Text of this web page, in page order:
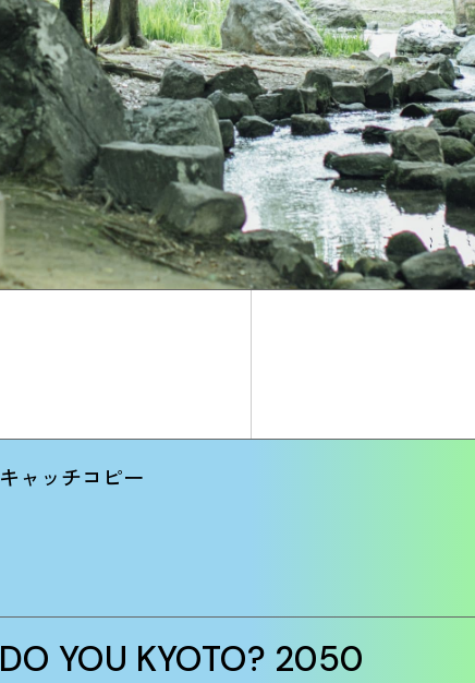
キャッチコピー
DO YOU KYOTO? 2050